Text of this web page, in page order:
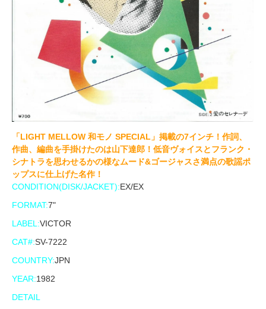
「LIGHT MELLOW 和モノ SPECIAL」掲載の7インチ！作詞、
作曲、編曲を手掛けたのは山下達郎！低音ヴォイスとフランク・
シナトラを思わせるかの様なムード&ゴージャスさ満点の歌謡ポ
ップスに仕上げた名作！
CONDITION(DISK/JACKET):EX/EX
FORMAT:7"
LABEL:VICTOR
CAT#:SV-7222
COUNTRY:JPN
YEAR:1982
DETAIL